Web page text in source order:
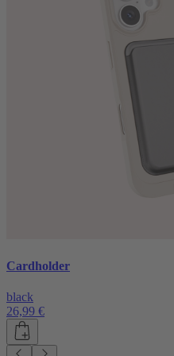
Cardholder
black
26,99 €